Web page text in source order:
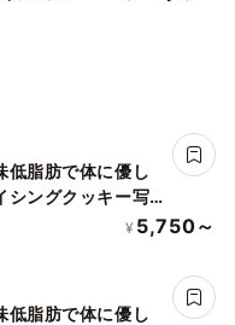
低脂肪で体に優し
シングクッキー写
バースデー（ひよ
¥ 5,750～
低脂肪で体に優し